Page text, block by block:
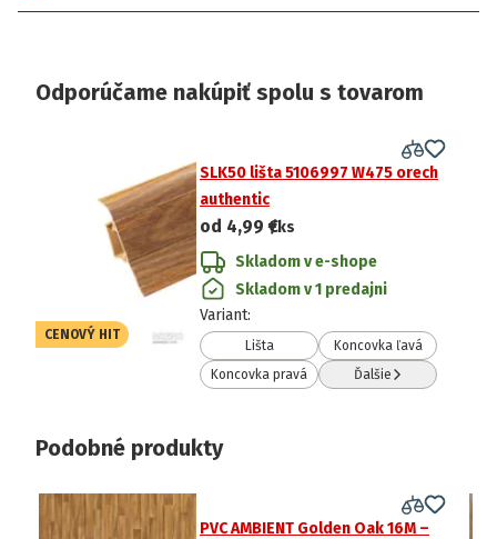
Odporúčame nakúpiť spolu s tovarom
CENOVÝ HIT
SLK50 lišta 5106997 W475 orech
authentic
od 4,99 €/ks
Skladom v e-shope
Skladom v 1 predajni
Variant:
Lišta
Koncovka ľavá
Koncovka pravá
Ďalšie
Podobné produkty
PVC AMBIENT Golden Oak 16M –